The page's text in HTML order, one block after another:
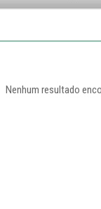
Nenhum resultado